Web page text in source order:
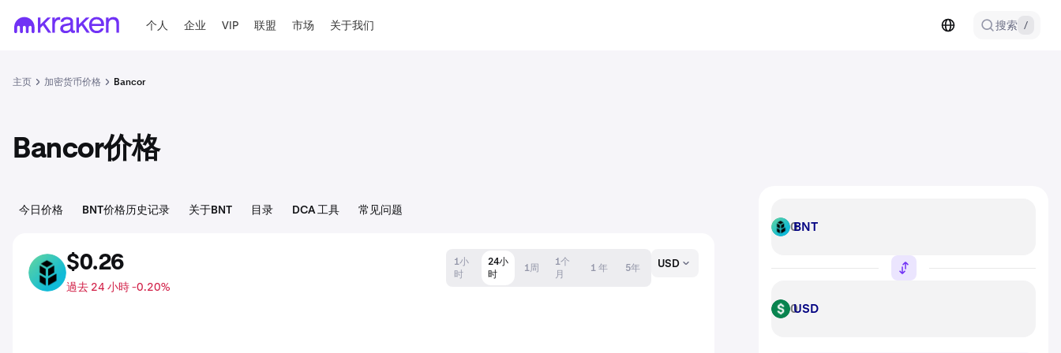
个人 企业 VIP 联盟 市场 关于我们 搜索 /
主页 加密货币价格 Bancor
Bancor价格
今日价格 BNT价格历史记录 关于BNT 目录 DCA 工具 常见问题
BNT $0.26
過去 24 小時 -0.20%
1小
时
24小
时
1周
1个
月
1 年 5年 USD
BNT BNT
USD USD